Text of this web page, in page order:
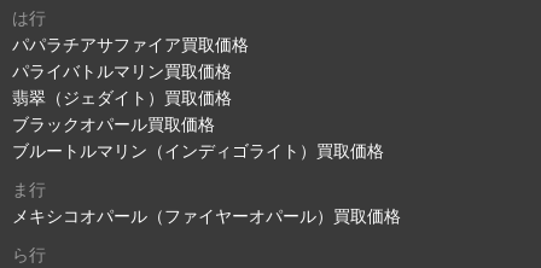
は行
パパラチアサファイア買取価格
パライバトルマリン買取価格
翡翠（ジェダイト）買取価格
ブラックオパール買取価格
ブルートルマリン（インディゴライト）買取価格
ま行
メキシコオパール（ファイヤーオパール）買取価格
ら行